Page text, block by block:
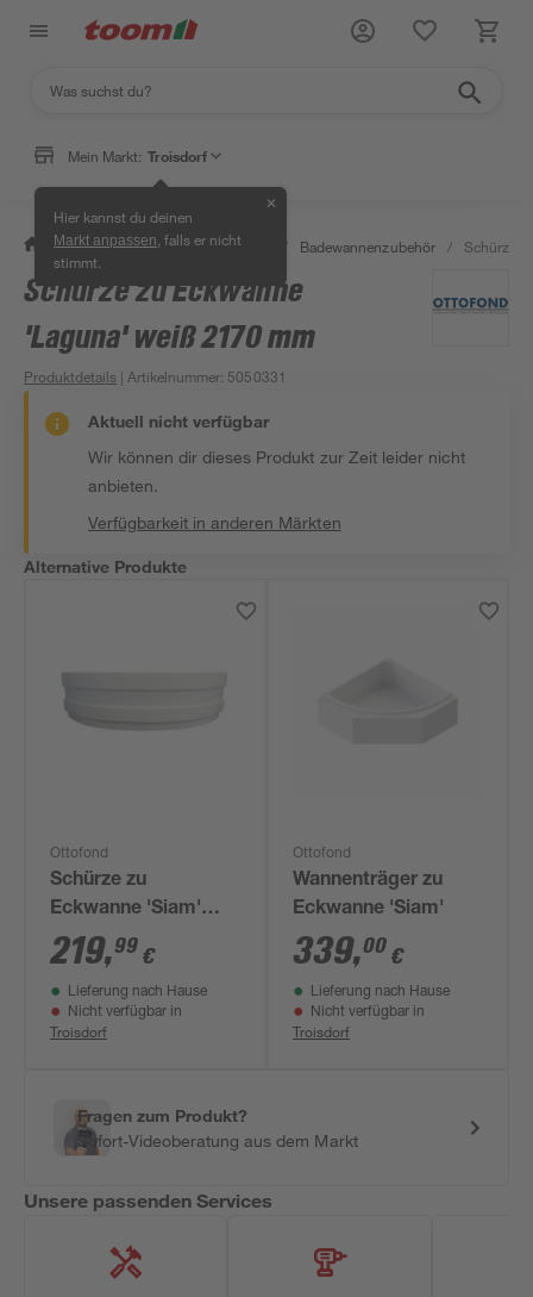
Mein Markt: Troisdorf
Hier kannst du deinen
Markt anpassen , falls er nicht
stimmt.
✕
/ Bad & Sanitär / Badewannen / Badewannenzubehör / Schürze
Schürze zu Eckwanne
'Laguna' weiß 2170 mm
Produktdetails | Artikelnummer: 5050331
Aktuell nicht verfügbar
Wir können dir dieses Produkt zur Zeit leider nicht
anbieten.
Verfügbarkeit in anderen Märkten
Alternative Produkte
Ottofond
Schürze zu
Eckwanne 'Siam'
weiß 225 x 58 x 3 cm
219,99 €
Lieferung nach Hause
Nicht verfügbar in
Troisdorf
Ottofond
Wannenträger zu
Eckwanne 'Siam'
339,00 €
Lieferung nach Hause
Nicht verfügbar in
Troisdorf
Fragen zum Produkt?
Sofort-Videoberatung aus dem Markt
Unsere passenden Services